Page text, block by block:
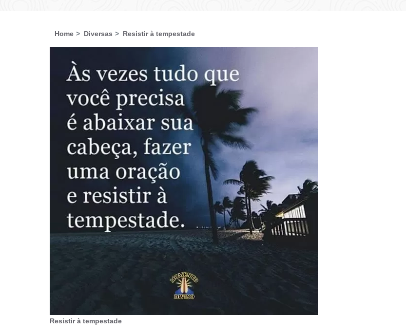
Home Diversas Resistir à tempestade
Resistir à tempestade